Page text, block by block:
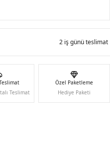
2 iş günü teslimat
Teslimat
Özel Paketleme
Hediye Paketi